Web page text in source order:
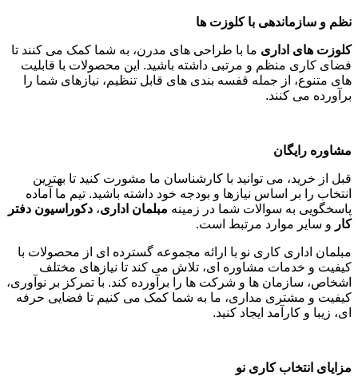
نظم و سازماندهی با کلوزت ها
کلوزت های اداری ما با طراحی های مدرن، به شما کمک می کنند تا
فضای کاری منظم و مرتبی داشته باشید. این محصولات با قابلیت
های متنوع، از جمله قفسه بندی های قابل تنظیم، نیازهای شما را
برآورده می کنند.
مشاوره رایگان
قبل از خرید، می توانید با کارشناسان ما مشورت کنید تا بهترین
انتخاب را بر اساس نیازها و بودجه خود داشته باشید. تیم ما آماده
پاسخگویی به سوالات شما در زمینه مبلمان اداری، دکوراسیون دفتر
کار و سایر موارد مرتبط است.
مبلمان اداری کاری نو با ارائه مجموعه گسترده ای از محصولات با
کیفیت و خدمات مشاوره ای، تلاش می کند تا نیازهای مختلف
اشخاص، سازمان ها و شرکت ها را برآورده کند. با تمرکز بر نوآوری،
کیفیت و مشتری مداری، ما به شما کمک می کنیم تا فضایی حرفه
ای، زیبا و کارآمد ایجاد کنید.
مزایای انتخاب کاری نو